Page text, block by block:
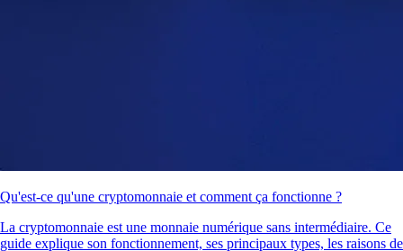
Qu'est-ce qu'une cryptomonnaie et comment ça fonctionne ?
La cryptomonnaie est une monnaie numérique sans intermédiaire. Ce
guide explique son fonctionnement, ses principaux types, les raisons de